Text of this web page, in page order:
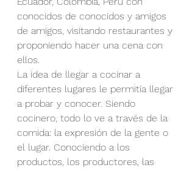
conocidos de conocidos y amigos
de amigos, visitando restaurantes y
proponiendo hacer una cena con
ellos.
La idea de llegar a cocinar a
diferentes lugares le permitía llegar
a probar y conocer. Siendo
cocinero, todo lo ve a través de la
comida: la expresión de la gente o
el lugar. Conociendo a los
productos, los productores, las